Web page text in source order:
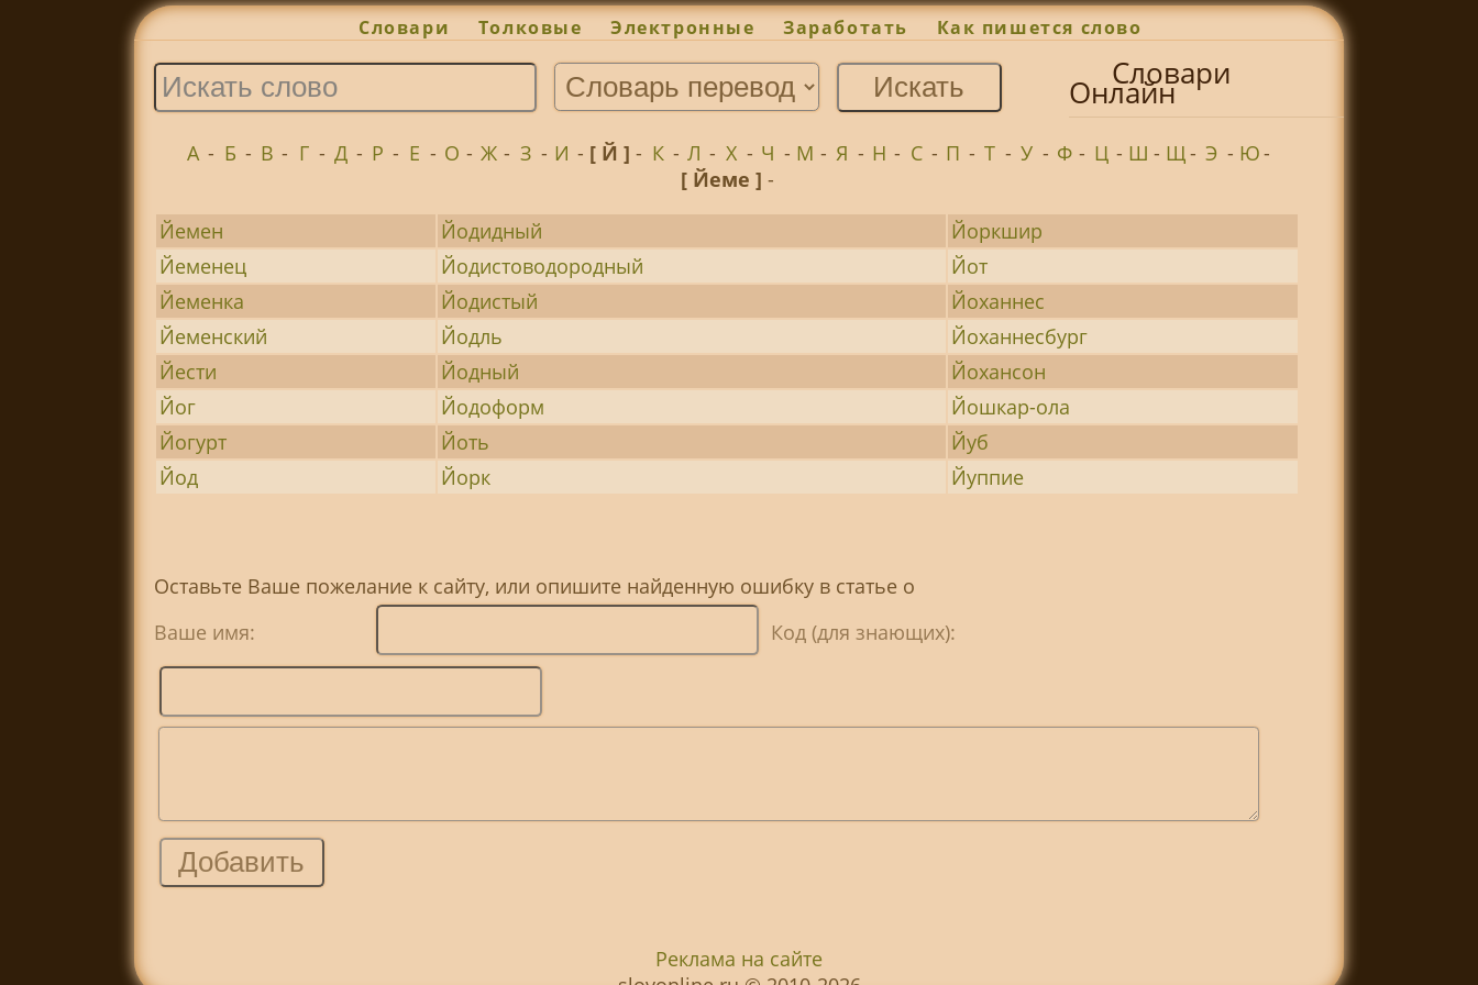
Словари Толковые Электронные Заработать Как пишется слово
Словари
Онлайн
А - Б - В - Г - Д - Р - Е - О - Ж - З - И - [ Й ]- К - Л - Х - Ч - М - Я - Н - С - П - Т - У - Ф - Ц - Ш - Щ- Э - Ю-
[ Йеме ] -
Йемен
Йодидный
Йоркшир
Йеменец
Йодистоводородный
Йот
Йеменка
Йодистый
Йоханнес
Йеменский
Йодль
Йоханнесбург
Йести
Йодный
Йохансон
Йог
Йодоформ
Йошкар-ола
Йогурт
Йоть
Йуб
Йод
Йорк Йуппие
Оставьте Ваше пожелание к сайту, или опишите найденную ошибку в статье о
Ваше имя:
Код (для знающих):
Реклама на сайте